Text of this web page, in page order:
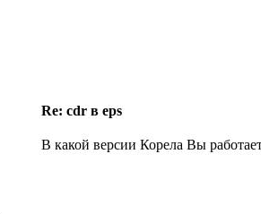
Re: cdr в eps
В какой версии Корела Вы